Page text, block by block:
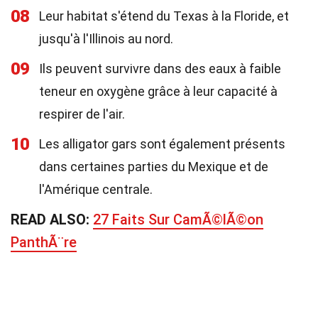
08
Leur habitat s'étend du Texas à la Floride, et
jusqu'à l'Illinois au nord.
09
Ils peuvent survivre dans des eaux à faible
teneur en oxygène grâce à leur capacité à
respirer de l'air.
10
Les alligator gars sont également présents
dans certaines parties du Mexique et de
l'Amérique centrale.
READ ALSO: 27 Faits Sur CamÃ©lÃ©on
PanthÃ¨re